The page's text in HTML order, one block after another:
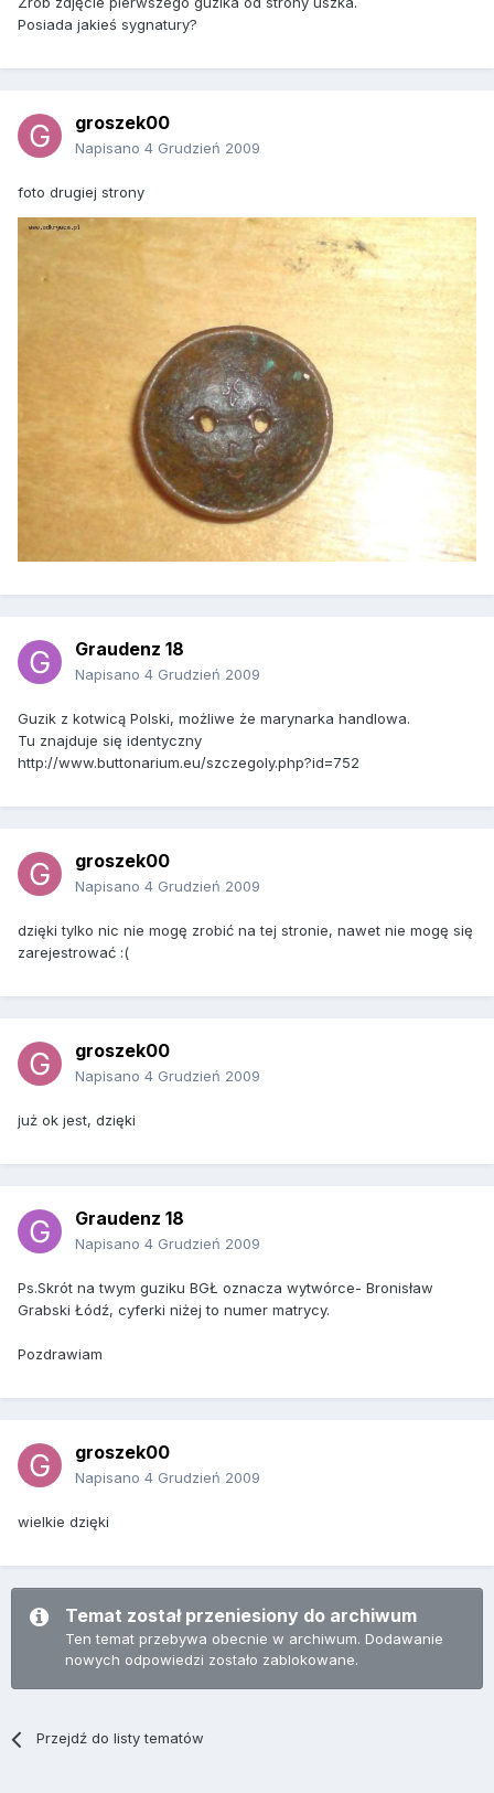
Posiada jakieś sygnatury?
groszek00
Napisano 4 Grudzień 2009
foto drugiej strony
Graudenz 18
Napisano 4 Grudzień 2009
Guzik z kotwicą Polski, możliwe że marynarka handlowa.
Tu znajduje się identyczny
http://www.buttonarium.eu/szczegoly.php?id=752
groszek00
Napisano 4 Grudzień 2009
dzięki tylko nic nie mogę zrobić na tej stronie, nawet nie mogę się
zarejestrować :(
groszek00
Napisano 4 Grudzień 2009
już ok jest, dzięki
Graudenz 18
Napisano 4 Grudzień 2009
Ps.Skrót na twym guziku BGŁ oznacza wytwórce- Bronisław
Grabski Łódź, cyferki niżej to numer matrycy.
Pozdrawiam
groszek00
Napisano 4 Grudzień 2009
wielkie dzięki
Temat został przeniesiony do archiwum
Ten temat przebywa obecnie w archiwum. Dodawanie
nowych odpowiedzi zostało zablokowane.
Przejdź do listy tematów